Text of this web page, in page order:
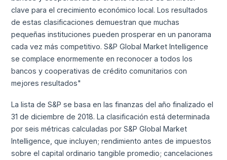
clave para el crecimiento económico local. Los resultados
de estas clasificaciones demuestran que muchas
pequeñas instituciones pueden prosperar en un panorama
cada vez más competitivo. S&P Global Market Intelligence
se complace enormemente en reconocer a todos los
bancos y cooperativas de crédito comunitarios con
mejores resultados"
La lista de S&P se basa en las finanzas del año finalizado el
31 de diciembre de 2018. La clasificación está determinada
por seis métricas calculadas por S&P Global Market
Intelligence, que incluyen; rendimiento antes de impuestos
sobre el capital ordinario tangible promedio; cancelaciones